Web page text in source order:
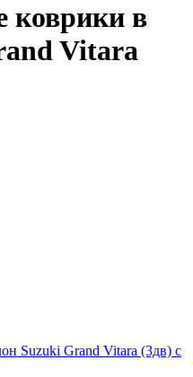
коврики в
Vitara